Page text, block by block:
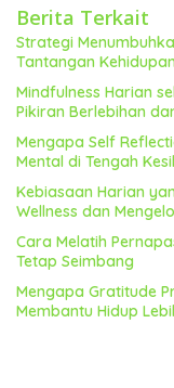
Kesehatan
Motivasi diri
membangun
motivasi, sulit
kebiasaan-
kesehatan
sekadar
konsisten dan
meningkatkan
rohani:
Menetapkan
Terukur
Berita Terkait
Strategi
Tantangan
Mindfulness Harian
Pikiran Berlebihan
Mengapa Self
Mental di Tengah
Kebiasaan Harian
Wellness dan
Cara Melatih
Tetap Seimbang
Mengapa Gratitude
Membantu Hidup